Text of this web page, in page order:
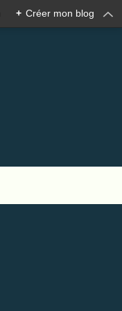
+ Créer mon blog